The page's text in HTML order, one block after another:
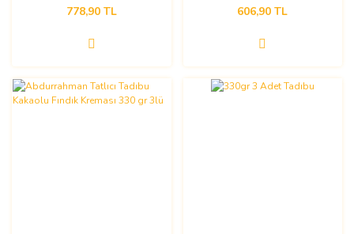
778,90 TL 606,90 TL